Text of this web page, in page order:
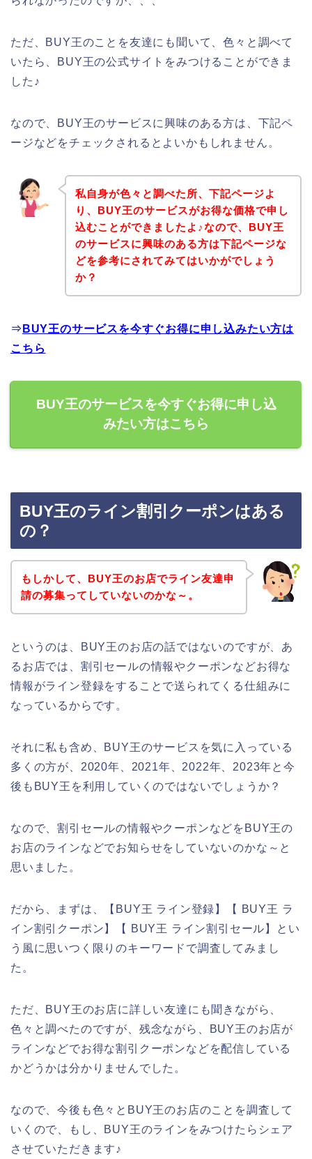
ただ、BUY王のことを友達にも聞いて、色々と調べて
いたら、BUY王の公式サイトをみつけることができま
した♪
なので、BUY王のサービスに興味のある方は、下記ペ
ージなどをチェックされるとよいかもしれません。
私自身が色々と調べた所、下記ページよ
り、BUY王のサービスがお得な価格で申し
込むことができましたよ♪なので、BUY王
のサービスに興味のある方は下記ページな
どを参考にされてみてはいかがでしょう
か？
⇒ BUY王のサービスを今すぐお得に申し込みたい方は
こちら
BUY王のサービスを今すぐお得に申し込
みたい方はこちら
BUY王のライン割引クーポンはある
の？
もしかして、BUY王のお店でライン友達申
請の募集ってしていないのかな～。
というのは、BUY王のお店の話ではないのですが、あ
るお店では、割引セールの情報やクーポンなどお得な
情報がライン登録をすることで送られてくる仕組みに
なっているからです。
それに私も含め、BUY王のサービスを気に入っている
多くの方が、2020年、2021年、2022年、2023年と今
後もBUY王を利用していくのではないでしょうか？
なので、割引セールの情報やクーポンなどをBUY王の
お店のラインなどでお知らせをしていないのかな～と
思いました。
だから、まずは、【BUY王 ライン登録】【 BUY王 ラ
イン割引クーポン】【 BUY王 ライン割引セール】とい
う風に思いつく限りのキーワードで調査してみまし
た。
ただ、BUY王のお店に詳しい友達にも聞きながら、
色々と調べたのですが、残念ながら、BUY王のお店が
ラインなどでお得な割引クーポンなどを配信している
かどうかは分かりませんでした。
なので、今後も色々とBUY王のお店のことを調査して
いくので、もし、BUY王のラインをみつけたらシェア
させていただきます♪